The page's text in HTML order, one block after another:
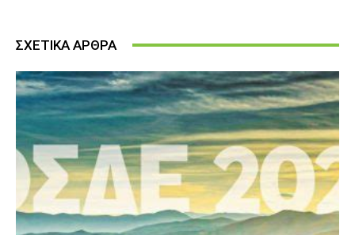
ΣΧΕΤΙΚΑ ΑΡΘΡΑ